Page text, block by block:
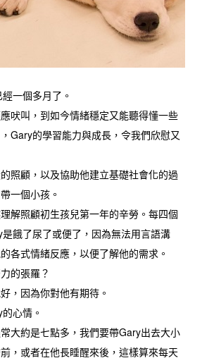
一個多月了。
吠叫，到如今情緒穩定又能聽得懂一些
Gary的學習能力與成長，令我們欣慰又
照顧，以及協助他建立基礎社會化的過
一個小孩。
解照顧初生孩兒第一年的辛勞。每四個
餓了尿了或便了，因為無法用言語溝
各式情緒反應，以便了解他的需求。
的張羅？
，因為你對他有期待。
心情。
大約是七點多，我們要帶Gary出去大小
，或者在他長睡醒來後，這樣算來每天